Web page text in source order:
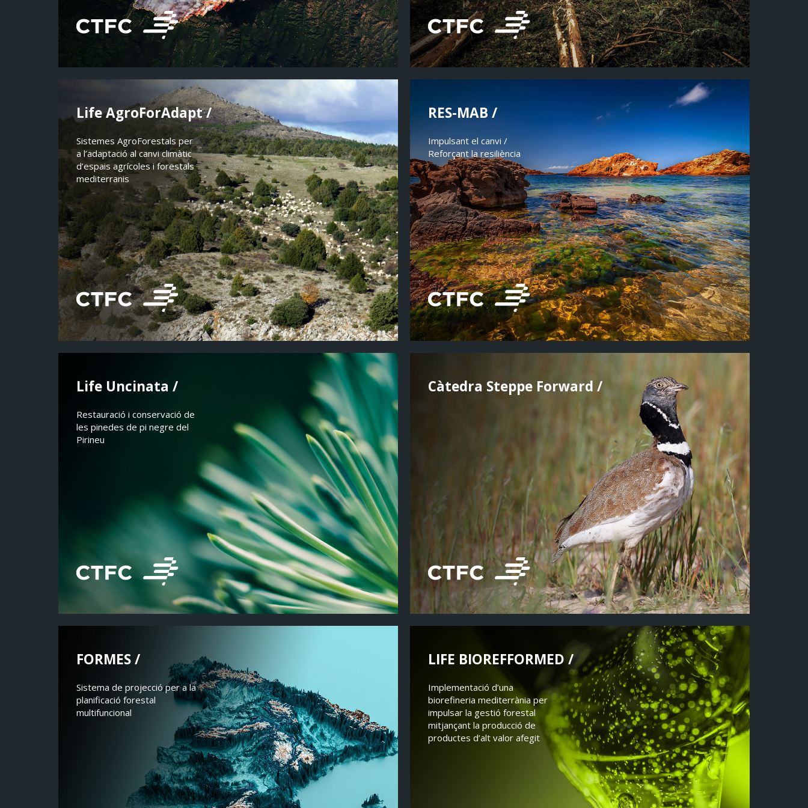
Life AgroForAdapt /
Sistemes AgroForestals per
a l’adaptació al canvi climàtic
d’espais agrícoles i forestals
mediterranis
RES-MAB /
Impulsant el canvi /
Reforçant la resiliència
Life Uncinata /
Restauració i conservació de
les pinedes de pi negre del
Pirineu
Càtedra Steppe Forward /
FORMES /
Sistema de projecció per a la
planificació forestal
multifuncional
LIFE BIOREFFORMED /
Implementació d’una
biorefineria mediterrània per
impulsar la gestió forestal
mitjançant la producció de
productes d’alt valor afegit